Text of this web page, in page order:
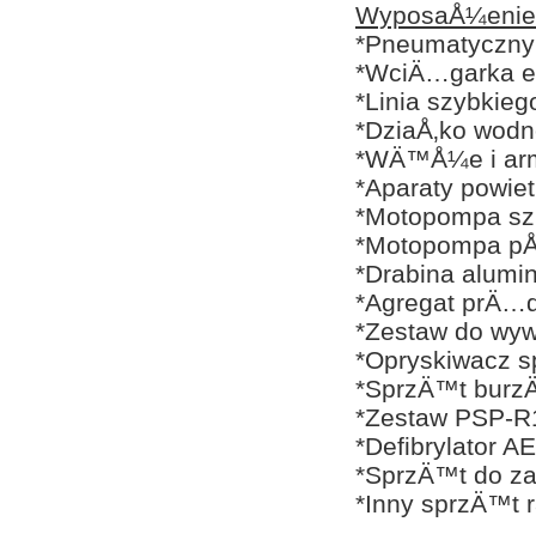
*WciÄ…garka
*Linia
*DziaÅ‚ko
*WÄ™Å¼e i
*Aparaty
*Motopompa
*Motopompa
*Drabina
*Agregat
*Zestaw do
*Opryskiwacz
*SprzÄ™t
*Zestaw PSP-
*Defibrylator
*SprzÄ™t do
*Inny sprzÄ™t